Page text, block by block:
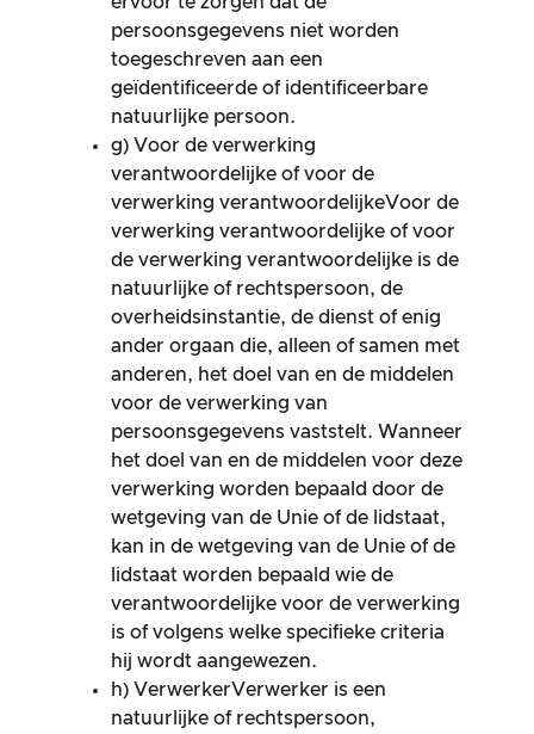
persoonsgegevens niet worden
toegeschreven aan een
geïdentificeerde of identificeerbare
natuurlijke persoon.
g) Voor de verwerking
verantwoordelijke of voor de
verwerking verantwoordelijkeVoor de
verwerking verantwoordelijke of voor
de verwerking verantwoordelijke is de
natuurlijke of rechtspersoon, de
overheidsinstantie, de dienst of enig
ander orgaan die, alleen of samen met
anderen, het doel van en de middelen
voor de verwerking van
persoonsgegevens vaststelt. Wanneer
het doel van en de middelen voor deze
verwerking worden bepaald door de
wetgeving van de Unie of de lidstaat,
kan in de wetgeving van de Unie of de
lidstaat worden bepaald wie de
verantwoordelijke voor de verwerking
is of volgens welke specifieke criteria
hij wordt aangewezen.
h) VerwerkerVerwerker is een
natuurlijke of rechtspersoon,